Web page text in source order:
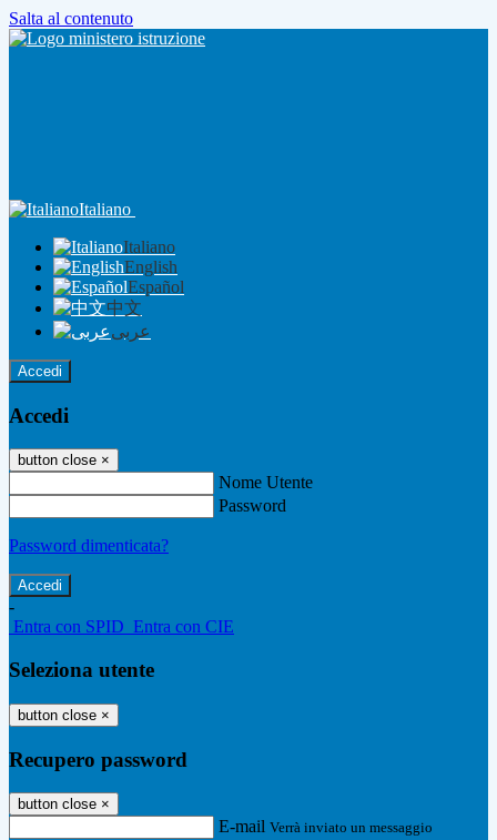
Salta al contenuto
Italiano
Italiano
English
Español
中文
عربى
Accedi
Accedi
button close ×
Nome Utente
Password
Password dimenticata?
-
Entra con SPID Entra con CIE
Seleziona utente
button close ×
Recupero password
button close ×
E-mail Verrà inviato un messaggio